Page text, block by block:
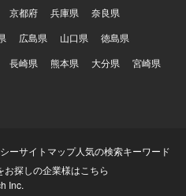
京都府 兵庫県
奈良県
広島県 山口県
徳島県
長崎県 熊本県 大分県
宮崎県
ーサイトマップ人気の検索キーワード
お探しの企業様はこちら
Inc.